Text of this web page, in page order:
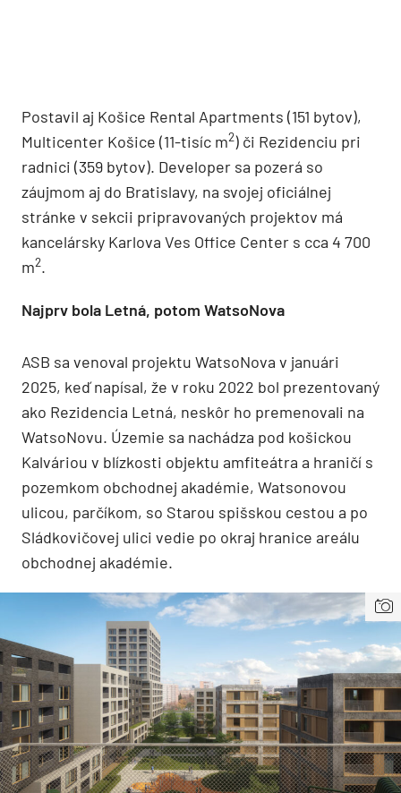
Postavil aj Košice Rental Apartments (151 bytov),
Multicenter Košice (11-tisíc m2) či Rezidenciu pri
radnici (359 bytov). Developer sa pozerá so
záujmom aj do Bratislavy, na svojej oficiálnej
stránke v sekcii pripravovaných projektov má
kancelársky Karlova Ves Office Center s cca 4 700
m2.
Najprv bola Letná, potom WatsoNova
ASB sa venoval projektu WatsoNova v januári
2025, keď napísal, že v roku 2022 bol prezentovaný
ako Rezidencia Letná, neskôr ho premenovali na
WatsoNovu. Územie sa nachádza pod košickou
Kalváriou v blízkosti objektu amfiteátra a hraničí s
pozemkom obchodnej akadémie, Watsonovou
ulicou, parčíkom, so Starou spišskou cestou a po
Sládkovičovej ulici vedie po okraj hranice areálu
obchodnej akadémie.